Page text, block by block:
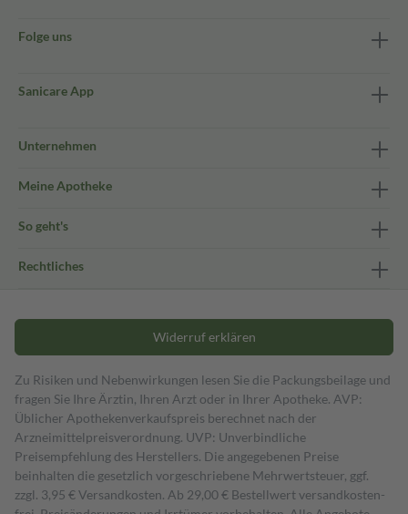
Folge uns
Sanicare App
Unternehmen
Meine Apotheke
So geht's
Rechtliches
Widerruf erklären
Zu Risiken und Nebenwirkungen lesen Sie die Packungsbeilage und
fragen Sie Ihre Ärztin, Ihren Arzt oder in Ihrer Apotheke. AVP:
Üblicher Apothekenverkaufspreis berechnet nach der
Arzneimittelpreisverordnung. UVP: Unverbindliche
Preisempfehlung des Herstellers. Die angegebenen Preise
beinhalten die gesetzlich vorgeschriebene Mehrwertsteuer, ggf.
zzgl. 3,95 € Versandkosten. Ab 29,00 € Bestell­wert versand­kosten­